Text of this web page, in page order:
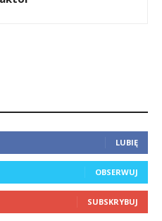
LUBIĘ
OBSERWUJ
SUBSKRYBUJ